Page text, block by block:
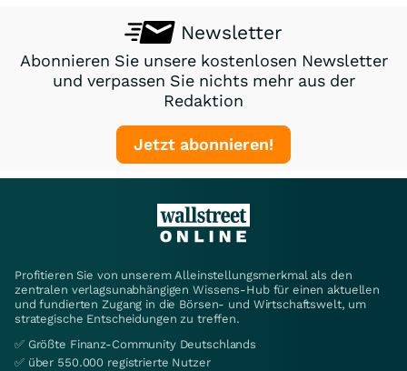
Newsletter
Abonnieren Sie unsere kostenlosen Newsletter
und verpassen Sie nichts mehr aus der
Redaktion
Jetzt abonnieren!
Profitieren Sie von unserem Alleinstellungsmerkmal als den
zentralen verlagsunabhängigen Wissens-Hub für einen aktuellen
und fundierten Zugang in die Börsen- und Wirtschaftswelt, um
strategische Entscheidungen zu treffen.
✅ Größte Finanz-Community Deutschlands
✅ über 550.000 registrierte Nutzer